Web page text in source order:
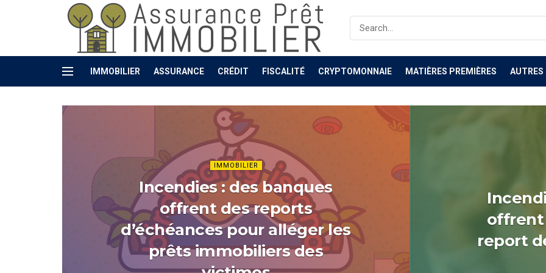
Assurance Prêt Immo, Crédit
IMMOBILIER ASSURANCE CRÉDIT FISCALITÉ CRYPTOMONNAIE MATIÈRES PREMIÈRES AUTRES
IMMOBILIER
Incendies : des banques
offrent des reports
d’échéances pour alléger les
prêts immobiliers des
offrent
report